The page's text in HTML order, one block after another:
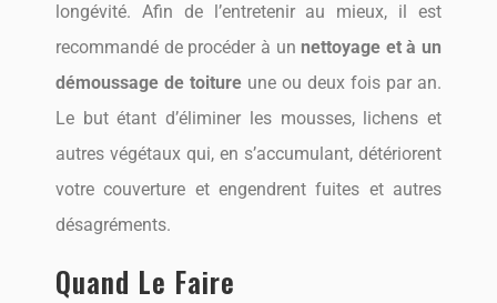
longévité. Afin de l’entretenir au mieux, il est
recommandé de procéder à un nettoyage et à un
démoussage de toiture une ou deux fois par an.
Le but étant d’éliminer les mousses, lichens et
autres végétaux qui, en s’accumulant, détériorent
votre couverture et engendrent fuites et autres
désagréments.
Quand Le Faire